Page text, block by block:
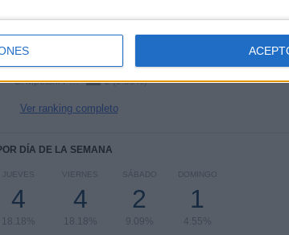
B. Bonzi
A. Davidovich
2 (9.09%)
G. Mpetshi Perricard
2 (9.09%)
Ver ranking completo
DÍA DE LA SEMANA
JUEVES
4
18.18%
VIERNES
4
18.18%
SÁBADO
2
9.09%
DOMINGO
1
4.55%